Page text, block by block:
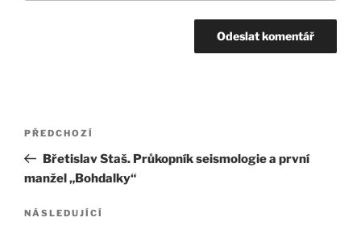
Navigace
příspěvek
Předchozí
příspěvek
PŘEDCHOZÍ
Břetislav Staš. Průkopník seismologie a první
manžel „Bohdalky“
Následující
NÁSLEDUJÍCÍ